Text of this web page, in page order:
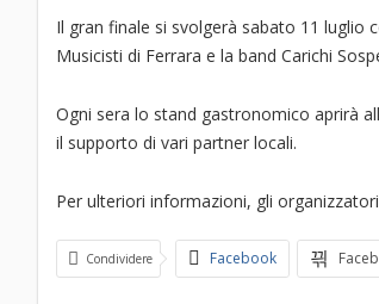
Il gran finale si svolgerà sabato 11 luglio
Musicisti di Ferrara e la band Carichi
Ogni sera lo stand gastronomico aprirà
il supporto di vari partner locali.
Per ulteriori informazioni, gli
Condividere Facebook